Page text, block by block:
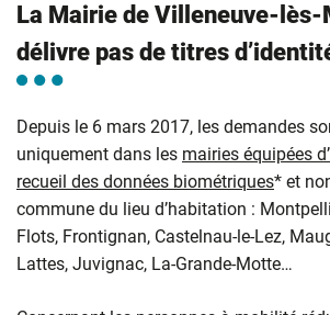
La Mairie de Villeneuve-lès-
délivre pas de titres
Depuis le 6 mars 2017, les demandes
uniquement dans les mairies équipées
recueil des données biométriques* et
commune du lieu d’habitation :
Flots, Frontignan, Castelnau-le-Lez,
Lattes, Juvignac, La-Grande-Motte…